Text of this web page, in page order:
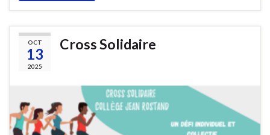
OCT
13
2025
Cross Solidaire